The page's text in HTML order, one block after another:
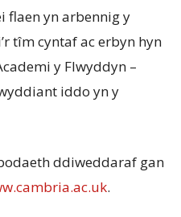
flaenynarbennigy
tîmcyntafacerbyn hyn
y Flwyddyn –
iddo yny
ddiweddaraf gan
.